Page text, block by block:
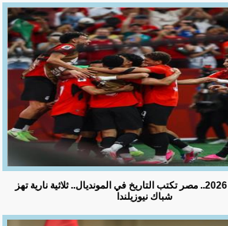
كأس العالم 2026.. مصر تكتب التاريخ في المونديال.. ثلاثية نارية تهز
شباك نيوزيلندا